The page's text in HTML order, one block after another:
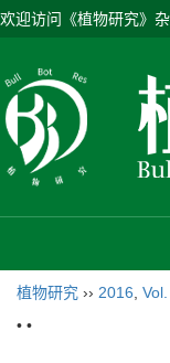
欢迎访问《植物研究》
植物研究 ›› 2016
• •